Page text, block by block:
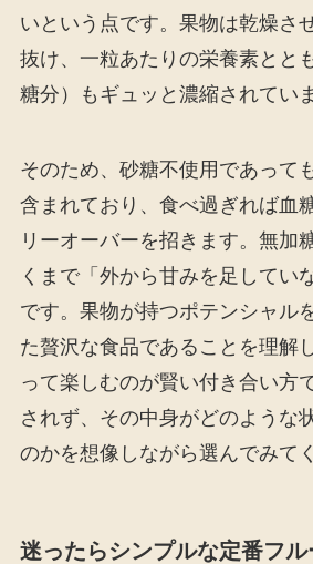
いという点です。果物は乾燥さ
抜け、一粒あたりの栄養素とと
糖分）もギュッと濃縮されていま
そのため、砂糖不使用であって
含まれており、食べ過ぎれば血
リーオーバーを招きます。無加
くまで「外から甘みを足してい
です。果物が持つポテンシャル
た贅沢な食品であることを理解
って楽しむのが賢い付き合い方
されず、その中身がどのような
のかを想像しながら選んでみて
迷ったらシンプルな定番フ